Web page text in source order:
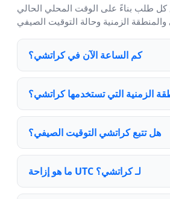
كل طلب بناءً على الوقت المحلي الحالي
كم الساعة الآن في كراتشي؟
الزمنية التي تستخدمها كراتشي؟
هل تتبع كراتشي التوقيت الصيفي؟
ما هو إزاحة UTC لـ كراتشي؟